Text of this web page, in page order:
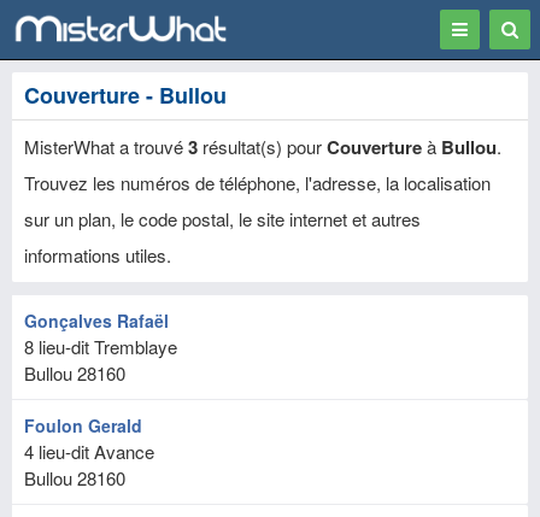
Toggle
Couverture - Bullou
MisterWhat a trouvé3 résultat(s) pourCouvertureà Bullou.
Trouvez les numéros de téléphone, l'adresse, la localisation
sur un plan, le code postal, le site internet et autres
informations utiles.
Gonçalves Rafaël
8 lieu-dit Tremblaye
Bullou28160
Foulon Gerald
4 lieu-dit Avance
Bullou28160